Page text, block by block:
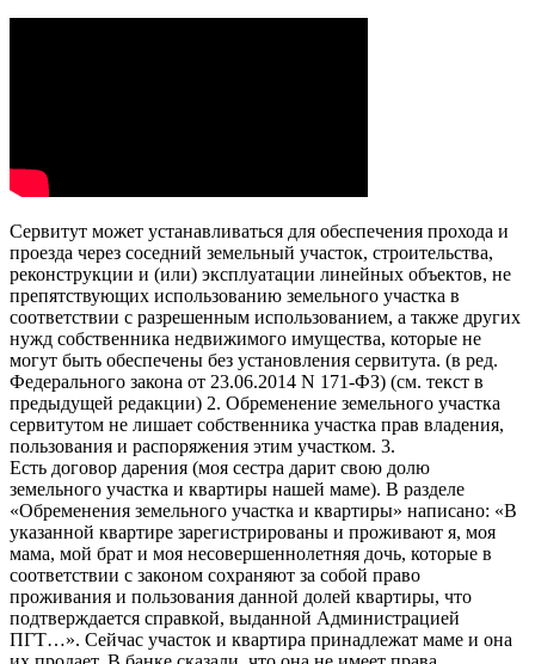
Сервитут может устанавливаться для обеспечения прохода и
проезда через соседний земельный участок, строительства,
реконструкции и (или) эксплуатации линейных объектов, не
препятствующих использованию земельного участка в
соответствии с разрешенным использованием, а также других
нужд собственника недвижимого имущества, которые не
могут быть обеспечены без установления сервитута. (в ред.
Федерального закона от 23.06.2014 N 171-ФЗ) (см. текст в
предыдущей редакции) 2. Обременение земельного участка
сервитутом не лишает собственника участка прав владения,
пользования и распоряжения этим участком. 3.
Есть договор дарения (моя сестра дарит свою долю
земельного участка и квартиры нашей маме). В разделе
«Обременения земельного участка и квартиры» написано: «В
указанной квартире зарегистрированы и проживают я, моя
мама, мой брат и моя несовершеннолетняя дочь, которые в
соответствии с законом сохраняют за собой право
проживания и пользования данной долей квартиры, что
подтверждается справкой, выданной Администрацией
ПГТ…». Сейчас участок и квартира принадлежат маме и она